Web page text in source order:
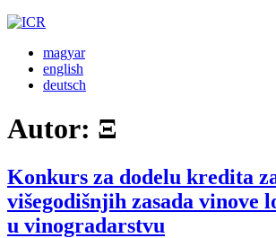
magyar
english
deutsch
Autor: Ξ
Konkurs za dodelu kredita
višegodišnjih zasada vinove
u vinogradarstvu